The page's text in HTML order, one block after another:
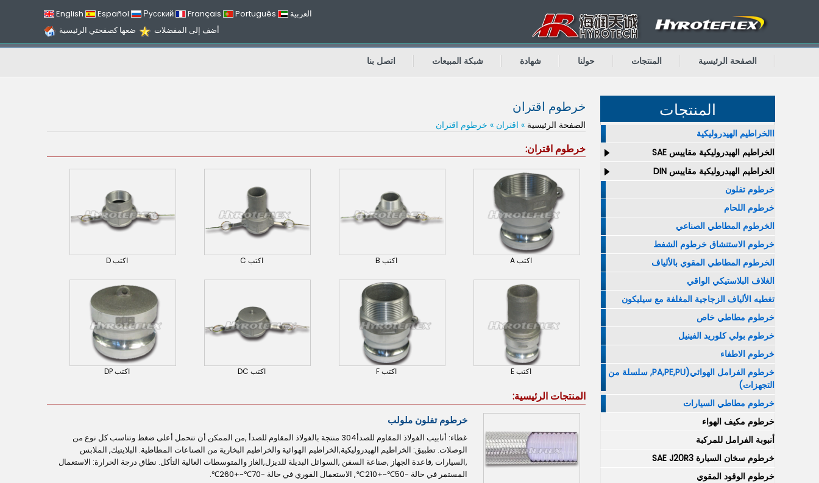
English Español Русский Français Português
العربية
ضعها كصفحتي الرئيسية
أضف إلى المفضلات
الصفحة الرئيسية المنتجات حولنا شهادة شبكة المبيعات اتصل بنا
المنتجات
االخراطيم الهيدروليكية
الخراطيم الهيدروليكية مقاييس SAE
الخراطيم الهيدروليكية مقاييس DIN
خرطوم تفلون
خرطوم اللحام
الخرطوم المطاطي الصناعي
خرطوم الاستنشاق خرطوم الشفط
الخرطوم المطاطي المقوي بالألياف
الغلاف البلاستيكي الواقي
تغطيه الألياف الزجاجية المغلفة مع سيليكون
خرطوم مطاطي خاص
خرطوم بولي كلوريد الفينيل
خرطوم الاطفاء
خرطوم الفرامل الهوائي(PA,PE,PU, سلسلة من
التجهزات)
خرطوم مطاطي السيارات
خرطوم مكيف الهواء
أنبوبة الفرامل للمركبة
خرطوم سخان السيارة SAE J20R3
خرطوم الوقود المقوي
خرطوم اقتران
الصفحة الرئيسية » اقتران » خرطوم اقتران
خرطوم اقتران:
اكتب A اكتب B اكتب C اكتب D
اكتب E اكتب F اكتب DC اكتب DP
المنتجات الرئيسية:
خرطوم تفلون ملولب
غطاء: أنابيب الفولاذ المقاوم للصدأ304 منتجة بالفولاذ المقاوم للصدأ ,من الممكن أن تتحمل أعلى ضغظ وتناسب كل نوع من
الوصلات. تطبيق: الخراطيم الهيدروليكية,الخراطيم الهوائية والخراطيم البخارية من الصناعات المطاطية. البلايتيك, الملابس
,السيارات ,قاعدة الجهاز ,صناعة السفن ,السوائل البديلة للديزل,الغاز والمتوسطات العالية التأكل. نطاق درجة الحرارة: الاستعمال
المستمر في حالة -50℃~+210℃, الاستعمال الفوري في حالة -70℃~+260℃.